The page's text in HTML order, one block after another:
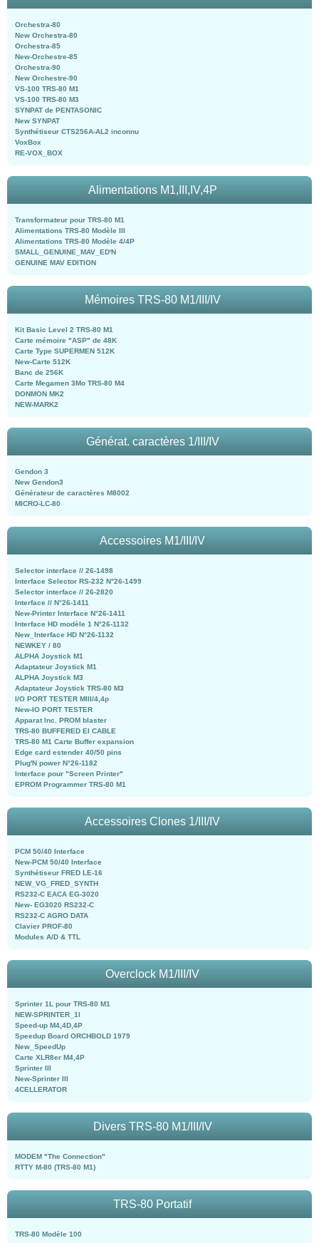
Orchestra-80
New Orchestra-80
Orchestra-85
New-Orchestre-85
Orchestra-90
New Orchestre-90
VS-100 TRS-80 M1
VS-100 TRS-80 M3
SYNPAT de PENTASONIC
New SYNPAT
Synthétiseur CTS256A-AL2 inconnu
VoxBox
RE-VOX_BOX
Alimentations M1,III,IV,4P
Transformateur pour TRS-80 M1
Alimentations TRS-80 Modèle III
Alimentations TRS-80 Modèle 4/4P
SMALL_GENUINE_MAV_ED'N
GENUINE MAV EDITION
Mémoires TRS-80 M1/III/IV
Kit Basic Level 2 TRS-80 M1
Carte mémoire "ASP" de 48K
Carte Type SUPERMEN 512K
New-Carte 512K
Banc de 256K
Carte Megamen 3Mo TRS-80 M4
DONMON MK2
NEW-MARK2
Générat. caractères 1/III/IV
Gendon 3
New Gendon3
Générateur de caractères M8002
MICRO-LC-80
Accessoires M1/III/IV
Selector interface // 26-1498
Interface Selector RS-232 N°26-1499
Selector interface // 26-2820
Interface // N°26-1411
New-Printer Interface N°26-1411
Interface HD modèle 1 N°26-1132
New_Interface HD N°26-1132
NEWKEY / 80
ALPHA Joystick M1
Adaptateur Joystick M1
ALPHA Joystick M3
Adaptateur Joystick TRS-80 M3
I/O PORT TESTER MIII/4,4p
New-IO PORT TESTER
Apparat Inc. PROM blaster
TRS-80 BUFFERED EI CABLE
TRS-80 M1 Carte Buffer expansion
Edge card estender 40/50 pins
Plug'N power N°26-1182
Interface pour "Screen Printer"
EPROM Programmer TRS-80 M1
Accessoires Clones 1/III/IV
PCM 50/40 Interface
New-PCM 50/40 Interface
Synthétiseur FRED LE-16
NEW_VG_FRED_SYNTH
RS232-C EACA EG-3020
New- EG3020 RS232-C
RS232-C AGRO DATA
Clavier PROF-80
Modules A/D & TTL
Overclock M1/III/IV
Sprinter 1L pour TRS-80 M1
NEW-SPRINTER_1l
Speed-up M4,4D,4P
Speedup Board ORCHBOLD 1979
New_SpeedUp
Carte XLR8er M4,4P
Sprinter III
New-Sprinter III
4CELLERATOR
Divers TRS-80 M1/III/IV
MODEM "The Connection"
RTTY M-80 (TRS-80 M1)
TRS-80 Portatif
TRS-80 Modèle 100